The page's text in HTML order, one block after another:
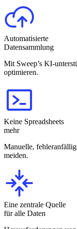
Automatisierte
Datensammlung
Mit Sweep’s KI-
optimieren.
Keine Spreadsheets
mehr
Manuelle,
meiden.
Eine zentrale Quelle
für alle Daten